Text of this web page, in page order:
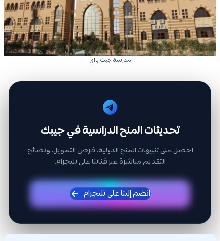
مدرسة جيت واي
تحديثات المنح الدراسية في جيبك
احصل على تنبيهات المنح الدولية، فرص التمويل، ونصائح
التقديم مباشرة عبر قناتنا على تليجرام.
انضم إلينا على تليجرام